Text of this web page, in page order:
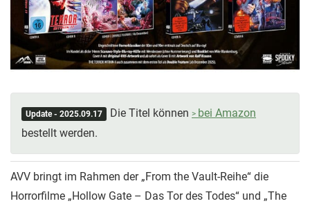
Update - 2025.09.17 Die Titel können
bei Amazon
bestellt werden.
AVV bringt im Rahmen der „From the Vault-Reihe“ die
Horrorfilme „Hollow Gate – Das Tor des Todes“ und „The